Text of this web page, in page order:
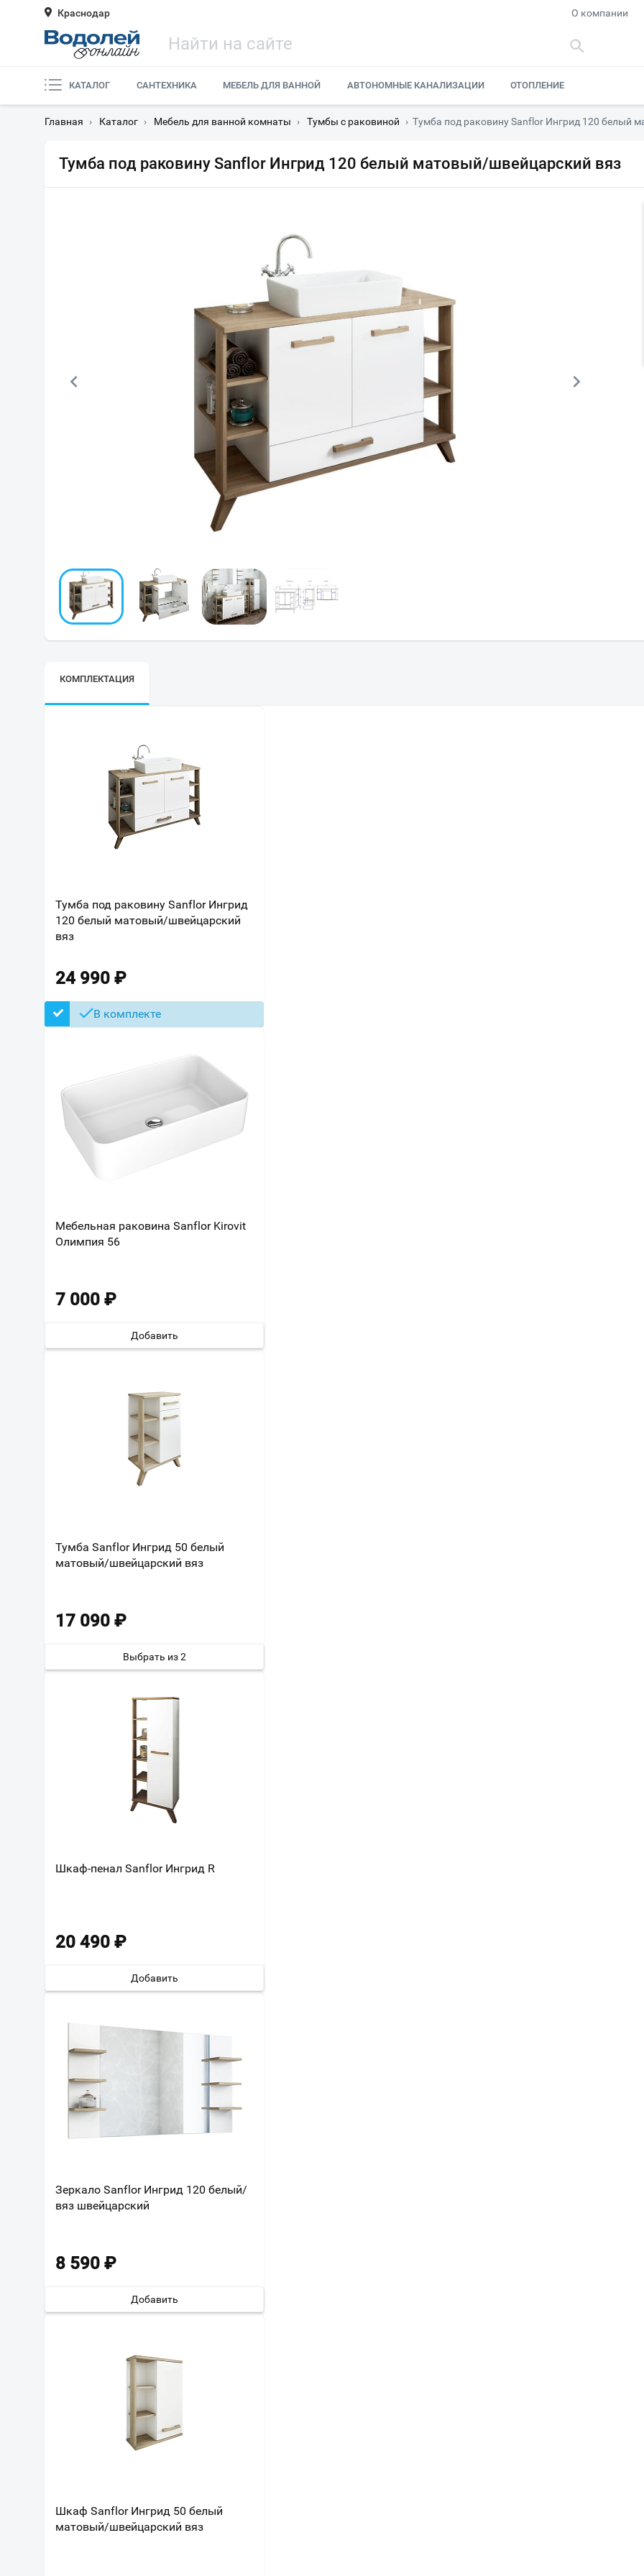
Краснодар О компании
КАТАЛОГ САНТЕХНИКА МЕБЕЛЬ ДЛЯ ВАННОЙ АВТОНОМНЫЕ КАНАЛИЗАЦИИ ОТОПЛЕНИЕ
Главная › Каталог › Мебель для ванной комнаты › Тумбы с раковиной › Тумба под раковину Sanflor Ингрид 120 белый
Тумба под раковину Sanflor Ингрид 120 белый матовый/швейцарский вяз
КОМПЛЕКТАЦИЯ
Тумба под раковину Sanflor Ингрид
120 белый матовый/швейцарский
вяз
24 990 ₽
В комплекте
Мебельная раковина Sanflor Kirovit
Олимпия 56
7 000 ₽
Добавить
Тумба Sanflor Ингрид 50 белый
матовый/швейцарский вяз
17 090 ₽
Выбрать из 2
Шкаф-пенал Sanflor Ингрид R
20 490 ₽
Добавить
Зеркало Sanflor Ингрид 120 белый/
вяз швейцарский
8 590 ₽
Добавить
Шкаф Sanflor Ингрид 50 белый
матовый/швейцарский вяз